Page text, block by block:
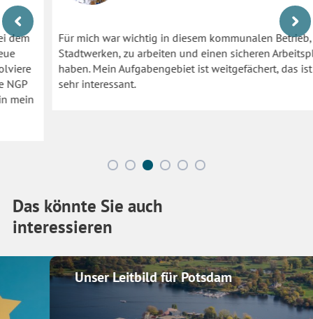
Für mich war wichtig in diesem kommunalen Betrieb, bei den
Stadtwerken, zu arbeiten und einen sicheren Arbeitsplatz zu
haben. Mein Aufgabengebiet ist weitgefächert, das ist für mich
sehr interessant.
Das könnte Sie auch
interessieren
Unser Leitbild für Potsdam